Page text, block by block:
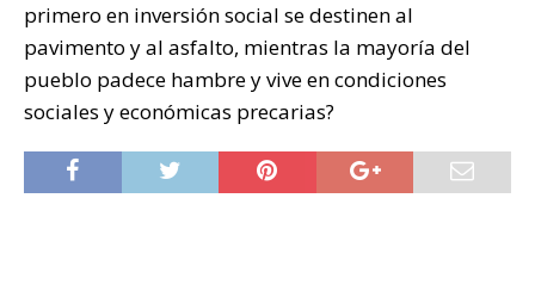
primero en inversión social se destinen al
pavimento y al asfalto, mientras la mayoría del
pueblo padece hambre y vive en condiciones
sociales y económicas precarias?